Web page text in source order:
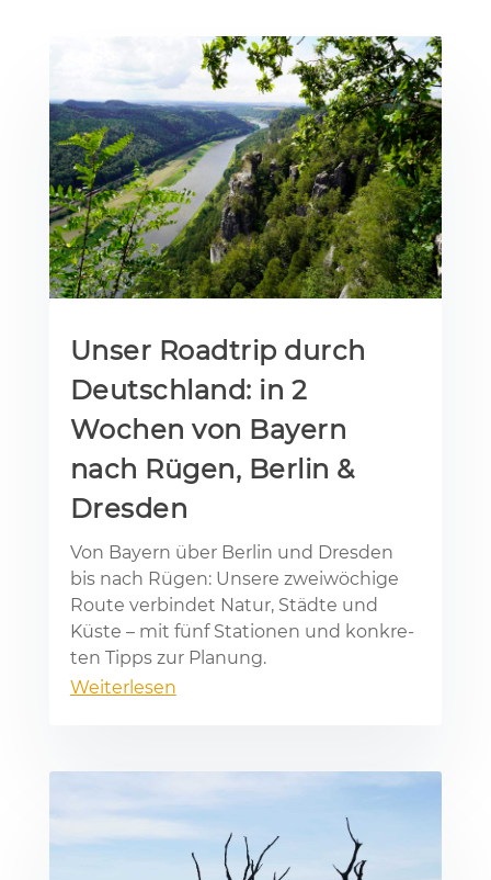
Unser Roadtrip durch
Deutschland: in 2
Wochen von Bayern
nach Rügen, Berlin &
Dresden
Von Bay­ern über Ber­lin und Dres­den
bis nach Rü­gen: Un­se­re zwei­wö­chi­ge
Rou­te ver­bin­det Na­tur, Städ­te und
Küs­te – mit fünf Sta­tio­nen und kon­kre­
ten Tipps zur Pla­nung.
Weiterlesen